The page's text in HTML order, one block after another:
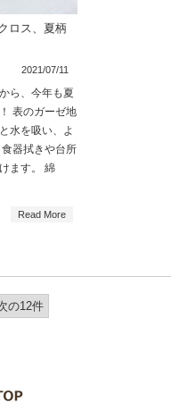
ロス、夏柄
2021/07/11
ら、今年も夏
表のガーゼ地
水を吸い、よ
器拭きや台所
ます。 綿
Read More
の12件